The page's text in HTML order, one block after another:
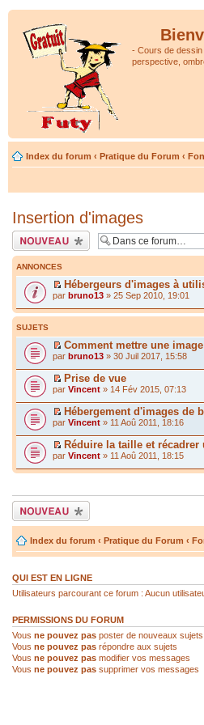
- Cours de dessin
perspective,
Index du forum ‹ Pratique du Forum ‹
Insertion d'images
Écrire un nouveau
sujet
ANNONCES
Hébergeurs d'images à
par bruno13 » 25 Sep 2010, 19:01
SUJETS
Comment mettre une
par bruno13 » 30 Juil 2017, 15:58
Prise de vue
par Vincent » 14 Fév 2015, 07:13
Hébergement d'images de
par Vincent » 11 Aoû 2011, 18:16
Réduire la taille et récadrer
par Vincent » 11 Aoû 2011, 18:15
Écrire un nouveau
sujet
Index du forum ‹ Pratique du Forum ‹
QUI EST EN LIGNE
Utilisateurs parcourant ce forum : Aucun
PERMISSIONS DU FORUM
Vous ne pouvez pas poster de nouveaux sujets
Vous ne pouvez pas répondre aux sujets
Vous ne pouvez pas modifier vos messages
Vous ne pouvez pas supprimer vos messages